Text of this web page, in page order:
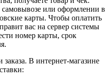
или оформлении в
карты. Чтобы оплатить
вас на сервер системы
номер карты, срок
В интернет-магазине